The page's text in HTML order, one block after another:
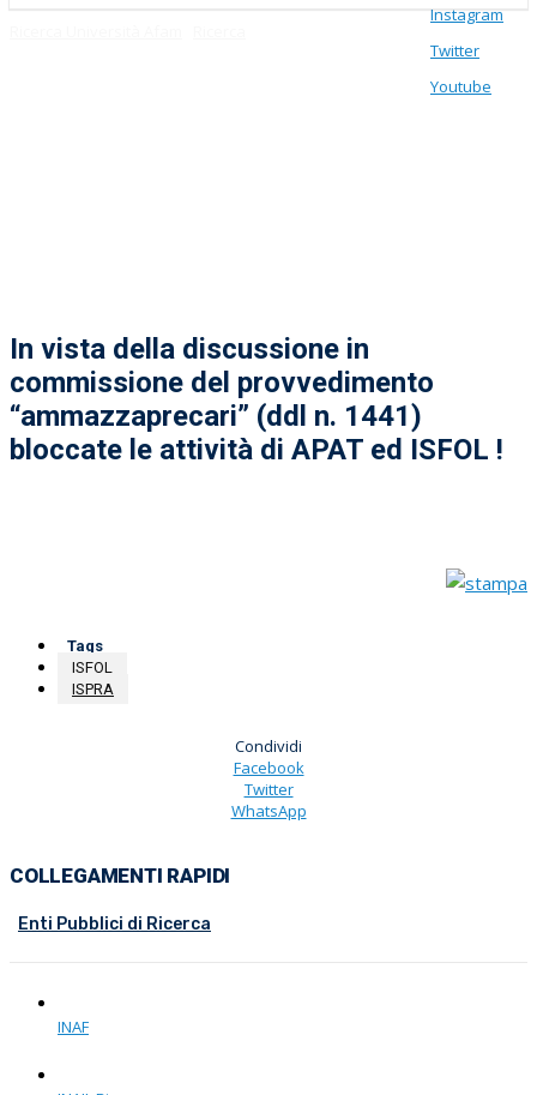
Instagram
Twitter
Youtube
In vista della discussione in
commissione del provvedimento
“ammazzaprecari” (ddl n. 1441)
bloccate le attività di APAT ed ISFOL !
Tags
ISFOL
ISPRA
Condividi
Facebook
Twitter
WhatsApp
COLLEGAMENTI RAPIDI
Enti Pubblici di Ricerca
INAF